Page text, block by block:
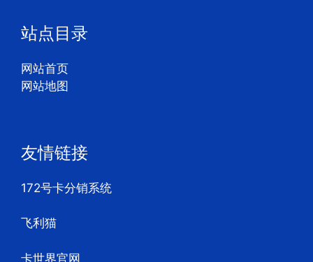
站点目录
网站首页
网站地图
友情链接
172号卡分销系统
飞利猫
卡世界官网